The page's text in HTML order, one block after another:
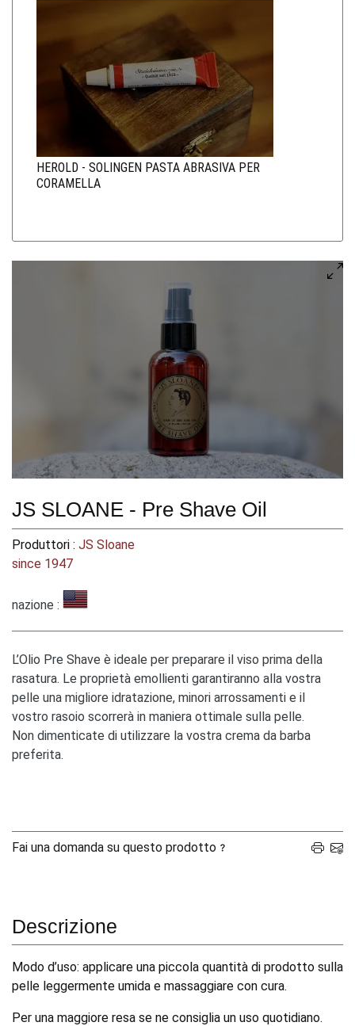
HEROLD - SOLINGEN PASTA ABRASIVA PER
CORAMELLA
JS SLOANE - Pre Shave Oil
Produttori : JS Sloane
since 1947
nazione :
L’Olio Pre Shave è ideale per preparare il viso prima della
rasatura. Le proprietà emollienti garantiranno alla vostra
pelle una migliore idratazione, minori arrossamenti e il
vostro rasoio scorrerà in maniera ottimale sulla pelle.
Non dimenticate di utilizzare la vostra crema da barba
preferita.
Fai una domanda su questo prodotto
Descrizione
Modo d’uso: applicare una piccola quantità di prodotto sulla
pelle leggermente umida e massaggiare con cura.
Per una maggiore resa se ne consiglia un uso quotidiano.